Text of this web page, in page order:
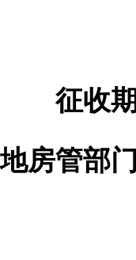
征收期
地房管部